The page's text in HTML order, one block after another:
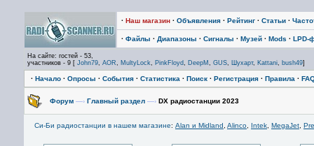
· Наш магазин · Объявления · Рейтинг · Статьи ·
· Файлы · Диапазоны · Сигналы · Музей · Mods · LPD-
На сайте: гостей - 53,
участников - 9 [ John79, AOR, MultyLock, PinkFloyd, DeepM , GUS, Шухарт, Kattani, bush49]
· Начало · Опросы · События · Статистика · Поиск · Регистрация · Правила ·
Форум —› Главный раздел —› DX радиостанции 2023
Си-Би радиостанции в нашем магазине: Alan и Midland Alinco Intek MegaJet